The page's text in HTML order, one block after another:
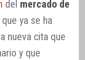
del mercado de
ya se ha
nueva cita que
y que